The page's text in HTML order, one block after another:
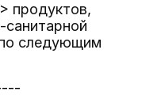
продуктов,
по следующим